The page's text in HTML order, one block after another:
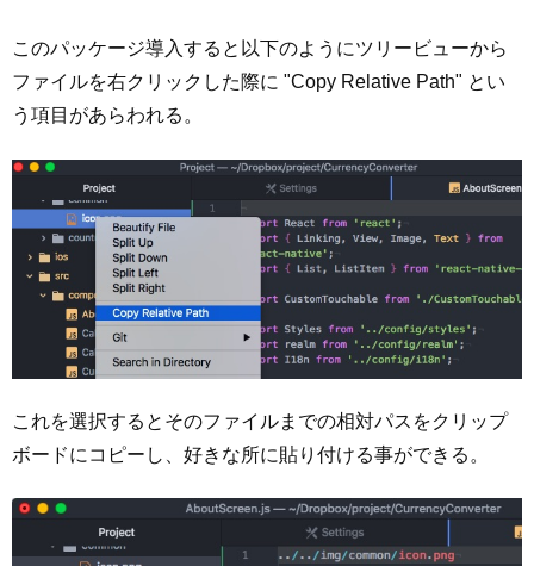
このパッケージ導入すると以下のようにツリービューから
ファイルを右クリックした際に "Copy Relative Path" とい
う項目があらわれる。
これを選択するとそのファイルまでの相対パスをクリップ
ボードにコピーし、好きな所に貼り付ける事ができる。